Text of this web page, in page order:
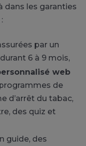
dans les garanties
par un
6 à 9 mois,
web
de
d’arrêt du tabac,
des quiz et
guide, des